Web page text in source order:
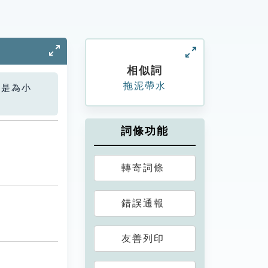
為小
相似詞
拖泥帶水
詞條功能
轉寄詞條
錯誤通報
友善列印